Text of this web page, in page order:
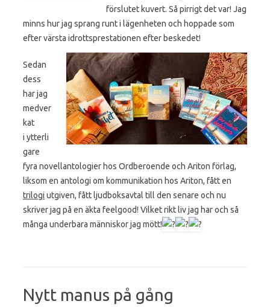
förslutet kuvert. Så pirrigt det var! Jag
minns hur jag sprang runt i lägenheten och hoppade som
efter värsta idrottsprestationen efter beskedet!
Sedan
dess
har jag
medver
kat
i ytterli
gare
fyra novellantologier hos Ordberoende och Ariton förlag,
liksom en antologi om kommunikation hos Ariton, fått en
trilogi utgiven, fått ljudboksavtal till den senare och nu
skriver jag på en äkta feelgood! Vilket rikt liv jag har och så
många underbara människor jag mött!
Nytt manus på gång